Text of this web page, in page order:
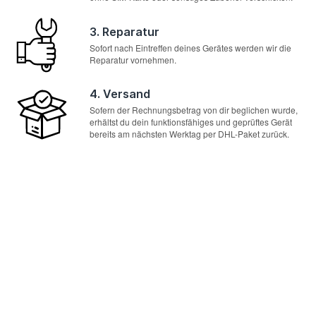
3. Reparatur
Sofort nach Eintreffen deines Gerätes werden wir die
Reparatur vornehmen.
4. Versand
Sofern der Rechnungsbetrag von dir beglichen wurde,
erhältst du dein funktionsfähiges und geprüftes Gerät
bereits am nächsten Werktag per DHL-Paket zurück.